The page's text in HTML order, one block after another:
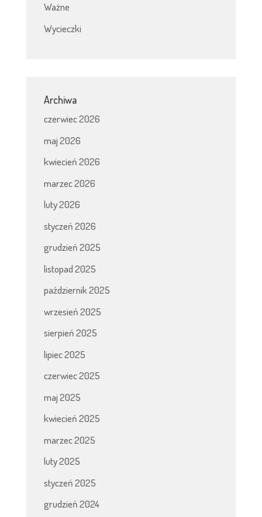
Ważne
Wycieczki
Archiwa
czerwiec 2026
maj 2026
kwiecień 2026
marzec 2026
luty 2026
styczeń 2026
grudzień 2025
listopad 2025
październik 2025
wrzesień 2025
sierpień 2025
lipiec 2025
czerwiec 2025
maj 2025
kwiecień 2025
marzec 2025
luty 2025
styczeń 2025
grudzień 2024